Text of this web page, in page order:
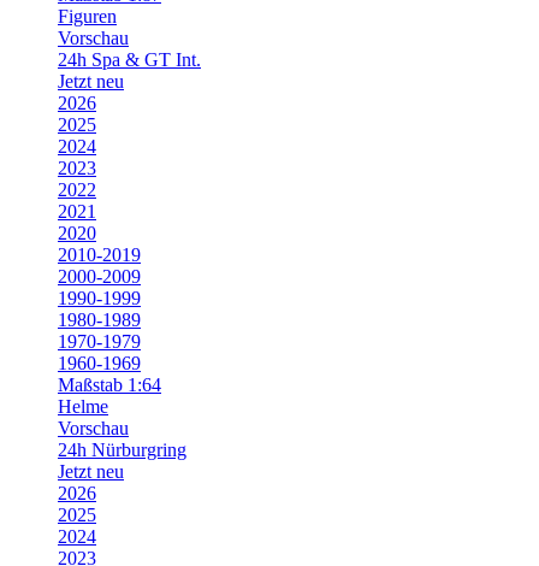
Figuren
Vorschau
24h Spa & GT Int.
Jetzt neu
2026
2025
2024
2023
2022
2021
2020
2010-2019
2000-2009
1990-1999
1980-1989
1970-1979
1960-1969
Maßstab 1:64
Helme
Vorschau
24h Nürburgring
Jetzt neu
2026
2025
2024
2023